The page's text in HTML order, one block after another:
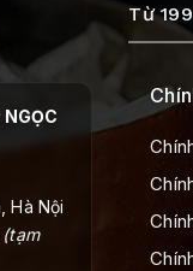
Từ
Hà Nội
(tạm